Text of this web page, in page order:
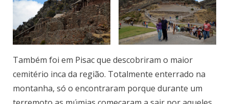
Também foi em Pisac que descobriram o maior
cemitério inca da região. Totalmente enterrado na
montanha, só o encontraram porque durante um